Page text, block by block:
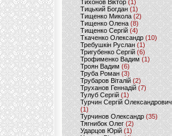
Тихонов Віктор (1)
Тицький Богдан (1)
Тищенко Микола (2)
Тищенко Олена (8)
Тищенко Сергій (4)
Ткаченко Олександр (10)
Требушкін Руслан (1)
Тригубенко Сергій(6)
Трофименко Вадим (1)
Троян Вадим (6)
Труба Роман(3)
Трубаров Віталій (2)
Труханов Геннадій (7)
Тулуб Сергій(1)
Турчин Сергій Олександрович
(1)
Турчинов Олександр(35)
Тягнибок Олег (2)
Ударцов Юрій (1)